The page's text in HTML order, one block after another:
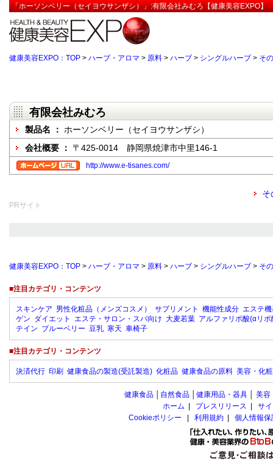
「ホーソンベリー（セイヨウサンザシ）」:有限会社みむろ【健康美容EXPO】
健康美容EXPO：TOP > ハーブ・アロマ > 原料 > ハーブ > シングルハーブ > そ
有限会社みむろ
製品名 ： ホーソンベリー（セイヨウサンザシ）
会社概要 ： 〒425-0014 静岡県焼津市中里146-1
http://www.e-tisanes.com/
そ
PRサイト
健康美容EXPO：TOP > ハーブ・アロマ > 原料 > ハーブ > シングルハーブ > そ
■注目カテゴリ・コンテンツ
スキンケア 男性化粧品（メンズコスメ） サプリメント 機能性成分 エステ
ゲン ダイエット エステ・サロン・スパ向け 大麦若葉 アルファリポ酸(αリポ
テイン ブルーベリー 豆乳 寒天 車椅子
■注目カテゴリ・コンテンツ
決済代行 印刷 健康食品の製造(受託製造) 化粧品 健康食品の原料 美容・化
健康食品 自然食品 健康用品・器具 美容
ホーム
プレスリリース
サ
Cookieポリシー
利用規約 個人情報